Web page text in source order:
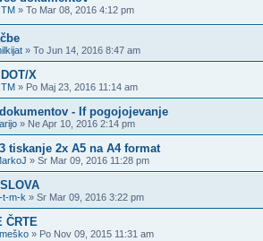
» To Mar 08, 2016 4:12 pm
» To Jun 14, 2016 8:47 am
X
» Po Maj 23, 2016 11:14 am
- If pogojojevanje
» Ne Apr 10, 2016 2:14 pm
tiskanje 2x A5 na A4 format
» Sr Mar 09, 2016 11:28 pm
t-m-k » Sr Mar 09, 2016 3:22 pm
ČRTE
» Po Nov 09, 2015 11:31 am